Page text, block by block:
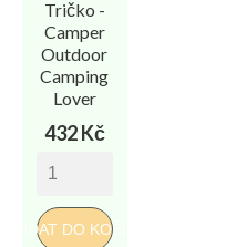
Tričko -
Camper
Outdoor
Camping
Lover
Cena
432 Kč
PŘIDAT DO KOŠÍKU